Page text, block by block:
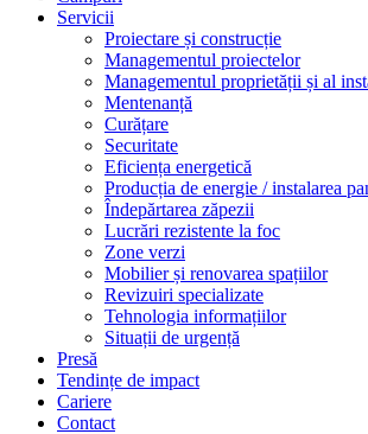
Servicii
Proiectare și construcție
Managementul proiectelor
Managementul proprietății și al
Mentenanță
Curățare
Securitate
Eficiența energetică
Producția de energie / instalarea
Îndepărtarea zăpezii
Lucrări rezistente la foc
Zone verzi
Mobilier și renovarea spațiilor
Revizuiri specializate
Tehnologia informațiilor
Situații de urgență
Presă
Tendințe de impact
Cariere
Contact